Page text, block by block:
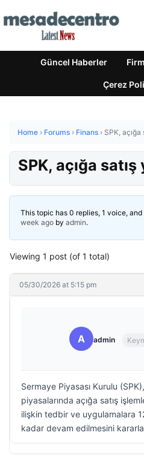
Güncel Haberler
Çerez
Home › Forums › Finans › SPK, açığa
SPK, açığa satış
This topic has 0 replies, 1 voice,
week ago by admin.
Viewing 1 post (of 1 total)
05/30/2026 at 5:15 pm
A admin
Sermaye Piyasası Kurulu
piyasalarında açığa satış
ilişkin tedbir ve uygulamalara
kadar devam edilmesini